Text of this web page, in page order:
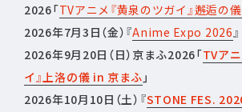
2026「TVアニメ『黄泉のツガイ』邂逅の
2026年7月3日（金）『Anime Expo 2026 』
2026年9月20日（日）京まふ2026「TVア
イ』上洛の儀 in 京まふ 」
2026年10月10日（土）『STONE FES.